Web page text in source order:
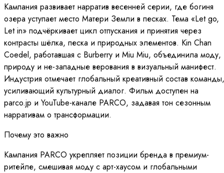
Кампания развивает нарратив весенней серии, где богиня
озера уступает место Матери Земли в песках. Тема «Let go,
Let in» подчёркивает цикл отпускания и принятия через
контрасты шёлка, песка и природных элементов. Kin Chan
Coedel, работавшая с Burberry и Miu Miu, объединила моду,
природу и не-западные верования в визуальный манифест.
Индустрия отмечает глобальный креативный состав команды,
усиливающий культурный диалог. Фильм доступен на
parco.jp и YouTube-канале PARCO, задавая тон сезонным
нарративам о трансформации.
Почему это важно
Кампания PARCO укрепляет позиции бренда в премиум-
ритейле, смешивая моду с арт-хаусом и глобальными